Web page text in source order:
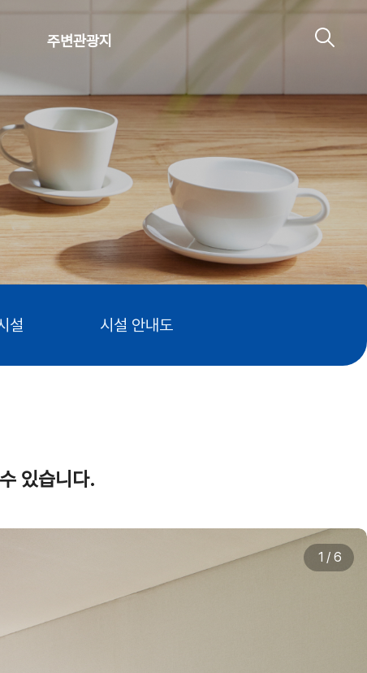
주변관광지
검색
설 시설 안내도
있습니다.
1/6